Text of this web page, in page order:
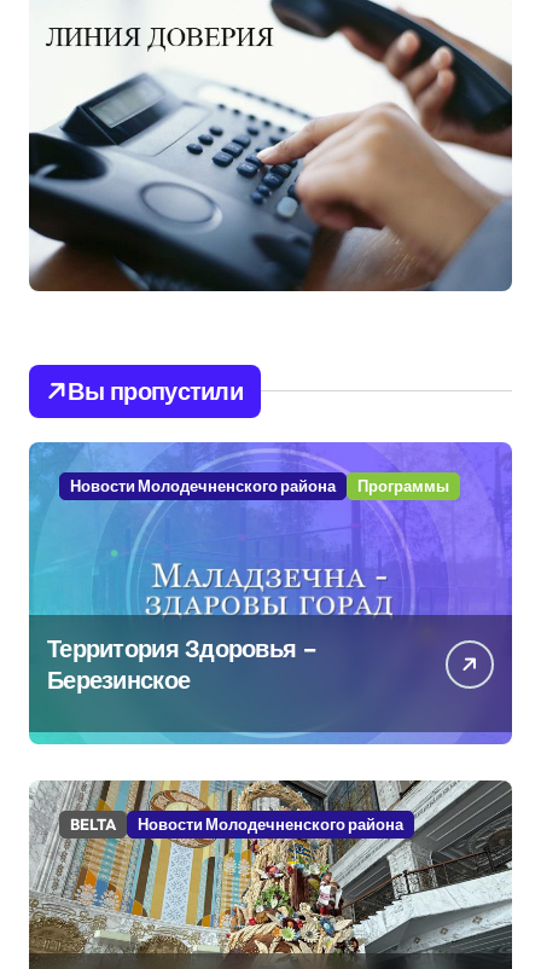
Вы пропустили
Новости Молодечненского района Программы
Территория Здоровья –
Березинское
BELTA Новости Молодечненского района